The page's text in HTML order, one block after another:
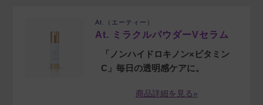
At.（エーティー）
At. ミラクルパウダーVセラム
「ノンハイドロキノン×ビタミン
C」毎日の透明感ケアに。
商品詳細を見る»